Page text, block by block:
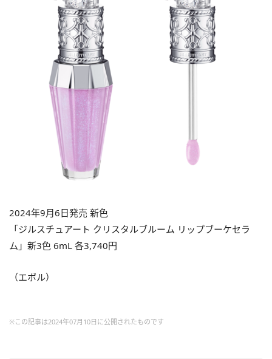
2024年9月6日発売 新色
「ジルスチュアート クリスタルブルーム リップブーケセラ
ム」新3色 6mL 各3,740円
（エボル）
※この記事は2024年07月10日に公開されたものです